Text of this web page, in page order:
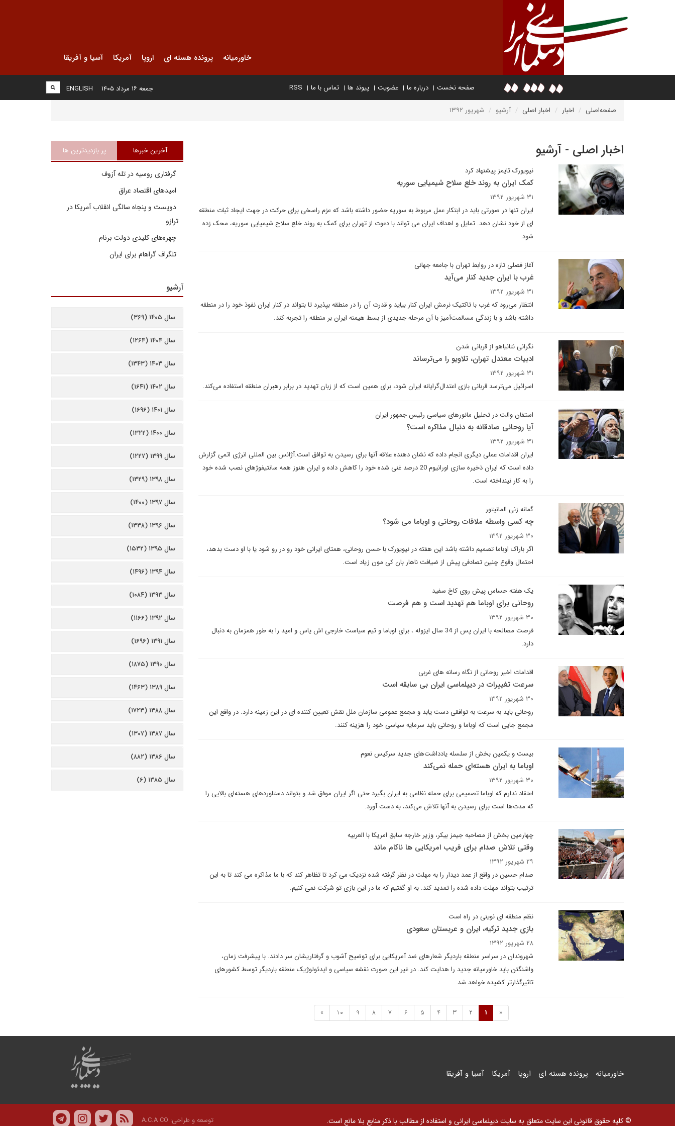
خاورمیانه پرونده هسته ای اروپا آمریکا آسیا و آفریقا
صفحه نخست درباره ما عضویت پیوند ها تماس با ما RSS
ENGLISH جمعه ۱۶ مرداد ۱۴۰۵
صفحه‌اصلی اخبار اخبار اصلی آرشیو شهریور ۱۳۹۲
اخبار اصلی - آرشیو
نیویورک تایمز پیشنهاد کرد
کمک ایران به روند خلع سلاح شیمیایی سوریه
۳۱ شهریور ۱۳۹۲
ایران تنها در صورتی باید در ابتکار عمل مربوط به سوریه حضور داشته باشد که عزم راسخی برای حرکت در جهت ایجاد ثبات منطقه
ای از خود نشان دهد. تمایل و اهداف ایران می تواند با دعوت از تهران برای کمک به روند خلع سلاح شیمیایی سوریه، محک زده
شود.
آغاز فصلی تازه در روابط تهران با جامعه جهانی
غرب با ایران جدید کنار می‌آید
۳۱ شهریور ۱۳۹۲
انتظار می‌رود که غرب با تاکتیک نرمش ایران کنار بیاید و قدرت آن را در منطقه بپذیرد تا بتواند در کنار ایران نفوذ خود را در منطقه
داشته باشد و با زندگی مسالمت‌آمیز با آن مرحله جدیدی از بسط هیمنه ایران بر منطقه را تجربه کند.
نگرانی نتانیاهو از قربانی شدن
ادبیات معتدل تهران، تلاویو را می‌ترساند
۳۱ شهریور ۱۳۹۲
اسرائیل می‌ترسد قربانی بازی اعتدال‌گرایانه ایران شود، برای همین است که از زبان تهدید در برابر رهبران منطقه استفاده می‌کند.
استفان والت در تحلیل مانورهای سیاسی رئیس جمهور ایران
آیا روحانی صادقانه به دنبال مذاکره است؟
۳۱ شهریور ۱۳۹۲
ایران اقدامات عملی دیگری انجام داده که نشان دهنده علاقه آنها برای رسیدن به توافق است.آژانس بین المللی انرژی اتمی گزارش
داده است که ایران ذخیره سازی اورانیوم 20 درصد غنی شده خود را کاهش داده و ایران هنوز همه سانتیفوژهای نصب شده خود
را به کار نینداخته است.
گمانه زنی المانیتور
چه کسی واسطه ملاقات روحانی و اوباما می شود؟
۳۰ شهریور ۱۳۹۲
اگر باراک اوباما تصمیم داشته باشد این هفته در نیویورک با حسن روحانی، همتای ایرانی خود رو در رو شود یا با او دست بدهد،
احتمال وقوع چنین تصادفی پیش از ضیافت ناهار بان کی مون زیاد است.
یک هفته حساس پیش روی کاخ سفید
روحانی برای اوباما هم تهدید است و هم فرصت
۳۰ شهریور ۱۳۹۲
فرصت مصالحه با ایران پس از 34 سال ایزوله ، برای اوباما و تیم سیاست خارجی اش یاس و امید را به طور همزمان به دنبال
دارد.
اقدامات اخیر روحانی از نگاه رسانه های غربی
سرعت تغییرات در دیپلماسی ایران بی سابقه است
۳۰ شهریور ۱۳۹۲
روحانی باید به سرعت به توافقی دست یابد و مجمع عمومی سازمان ملل نقش تعیین کننده ای در این زمینه دارد. در واقع این
مجمع جایی است که اوباما و روحانی باید سرمایه سیاسی خود را هزینه کنند.
بیست و یکمین بخش از سلسله یادداشت‌های جدید سرکیس نعوم
اوباما به ایران هسته‌ای حمله نمی‌کند
۳۰ شهریور ۱۳۹۲
اعتقاد ندارم که اوباما تصمیمی برای حمله نظامی به ایران بگیرد حتی اگر ایران موفق شد و بتواند دستاوردهای هسته‌ای بالایی را
که مدت‌ها است برای رسیدن به آنها تلاش می‌کند، به دست آورد.
چهارمین بخش از مصاحبه جیمز بیکر، وزیر خارجه سابق امریکا با العربیه
وقتی تلاش صدام برای فریب امریکایی ها ناکام ماند
۲۹ شهریور ۱۳۹۲
صدام حسین در واقع از عمد دیدار را به مهلت در نظر گرفته شده نزدیک می کرد تا تظاهر کند که با ما مذاکره می کند تا به این
ترتیب بتواند مهلت داده شده را تمدید کند. به او گفتیم که ما در این بازی تو شرکت نمی کنیم.
نظم منطقه ای نوینی در راه است
بازی جدید ترکیه، ایران و عربستان سعودی
۲۸ شهریور ۱۳۹۲
شهروندان در سراسر منطقه باردیگر شعارهای ضد آمریکایی برای توضیح آشوب و گرفتاریشان سر دادند. با پیشرفت زمان،
واشنگتن باید خاورمیانه جدید را هدایت کند. در غیر این صورت نقشه سیاسی و ایدئولوژیک منطقه باردیگر توسط کشورهای
تاثیرگذارتر کشیده خواهد شد.
«
1
2
3
4
5
6
7
8
9
10
»
آخرین خبرها پر بازدیدترین ها
گرفتاری روسیه در تله آزوف
امیدهای اقتصاد عراق
دویست و پنجاه سالگی انقلاب آمریکا در
ترازو
چهره‌های کلیدی دولت برنام
تلگراف گراهام برای ایران
آرشیو
سال ۱۴۰۵ (۳۶۹)
سال ۱۴۰۴ (۱۲۶۴)
سال ۱۴۰۳ (۱۳۴۳)
سال ۱۴۰۲ (۱۶۴۱)
سال ۱۴۰۱ (۱۶۹۶)
سال ۱۴۰۰ (۱۳۲۲)
سال ۱۳۹۹ (۱۲۲۷)
سال ۱۳۹۸ (۱۳۲۹)
سال ۱۳۹۷ (۱۴۰۰)
سال ۱۳۹۶ (۱۳۳۸)
سال ۱۳۹۵ (۱۵۳۲)
سال ۱۳۹۴ (۱۴۹۶)
سال ۱۳۹۳ (۱۰۸۴)
سال ۱۳۹۲ (۱۱۶۶)
سال ۱۳۹۱ (۱۶۹۶)
سال ۱۳۹۰ (۱۸۷۵)
سال ۱۳۸۹ (۱۴۶۳)
سال ۱۳۸۸ (۱۷۲۳)
سال ۱۳۸۷ (۱۳۰۷)
سال ۱۳۸۶ (۸۸۲)
سال ۱۳۸۵ (۶)
خاورمیانه پرونده هسته ای اروپا آمریکا آسیا و آفریقا
© کلیه حقوق قانونی این سایت متعلق به سایت دیپلماسی ایرانی و استفاده از مطالب با ذکر منابع بلا مانع است. توسعه و طراحی: A.C.A CO